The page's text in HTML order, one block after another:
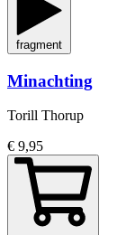
fragment
Minachting
Torill Thorup
€ 9,95